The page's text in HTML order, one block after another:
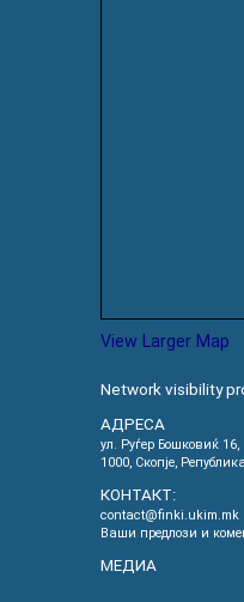
View Larger Map
Network visibility
АДРЕСА
ул. Руѓер Бошковиќ
1000, Скопје,
КОНТАКТ:
contact@finki.ukim.mk
Ваши предлози и
МЕДИА